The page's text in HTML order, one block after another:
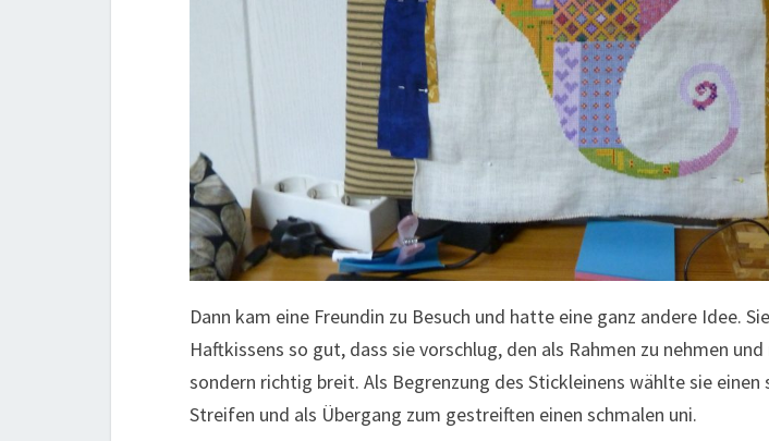
Dann kam eine Freundin zu Besuch und hatte eine ganz andere Idee.
Haftkissens so gut, dass sie vorschlug, den als Rahmen zu nehmen
sondern richtig breit. Als Begrenzung des Stickleinens wählte sie einen
Streifen und als Übergang zum gestreiften einen schmalen uni.